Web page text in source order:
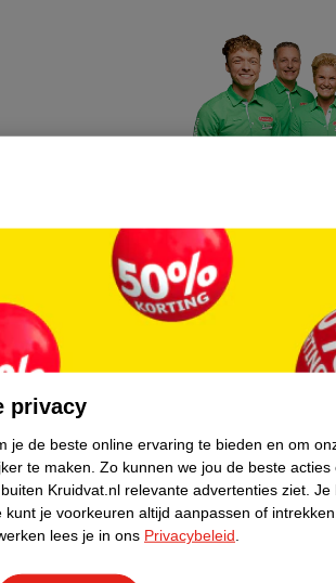
thuis te blijven
krijgt over
Kruidvat
In de winkel
WeCycle
In deze Kruidvat
apparaten. Deze
privacy
je de beste online ervaring te bieden en om
te maken. Zo kunnen we jou de beste
Kruidvat.nl relevante advertenties ziet. Je
kunt je voorkeuren altijd aanpassen of intrekken.
lees je in ons Privacybeleid